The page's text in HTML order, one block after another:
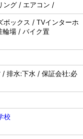
ング / エアコン /
ボックス / TVインターホ
輪場 / バイク置
/ 排水:下水 / 保証会社:必
校